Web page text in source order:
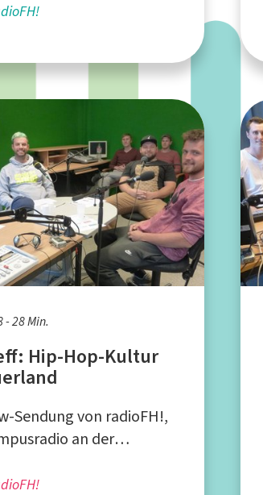
- 28 Min.
Hip-Hop-Kultur
Sendung von radioFH!,
an der